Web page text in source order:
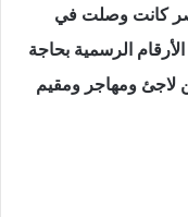
كانت وصلت في
معتبرًا أن الأرقام الرسمية بحاجة
لاجئ ومهاجر ومقيم